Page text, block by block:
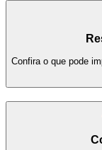
Confira o que pode